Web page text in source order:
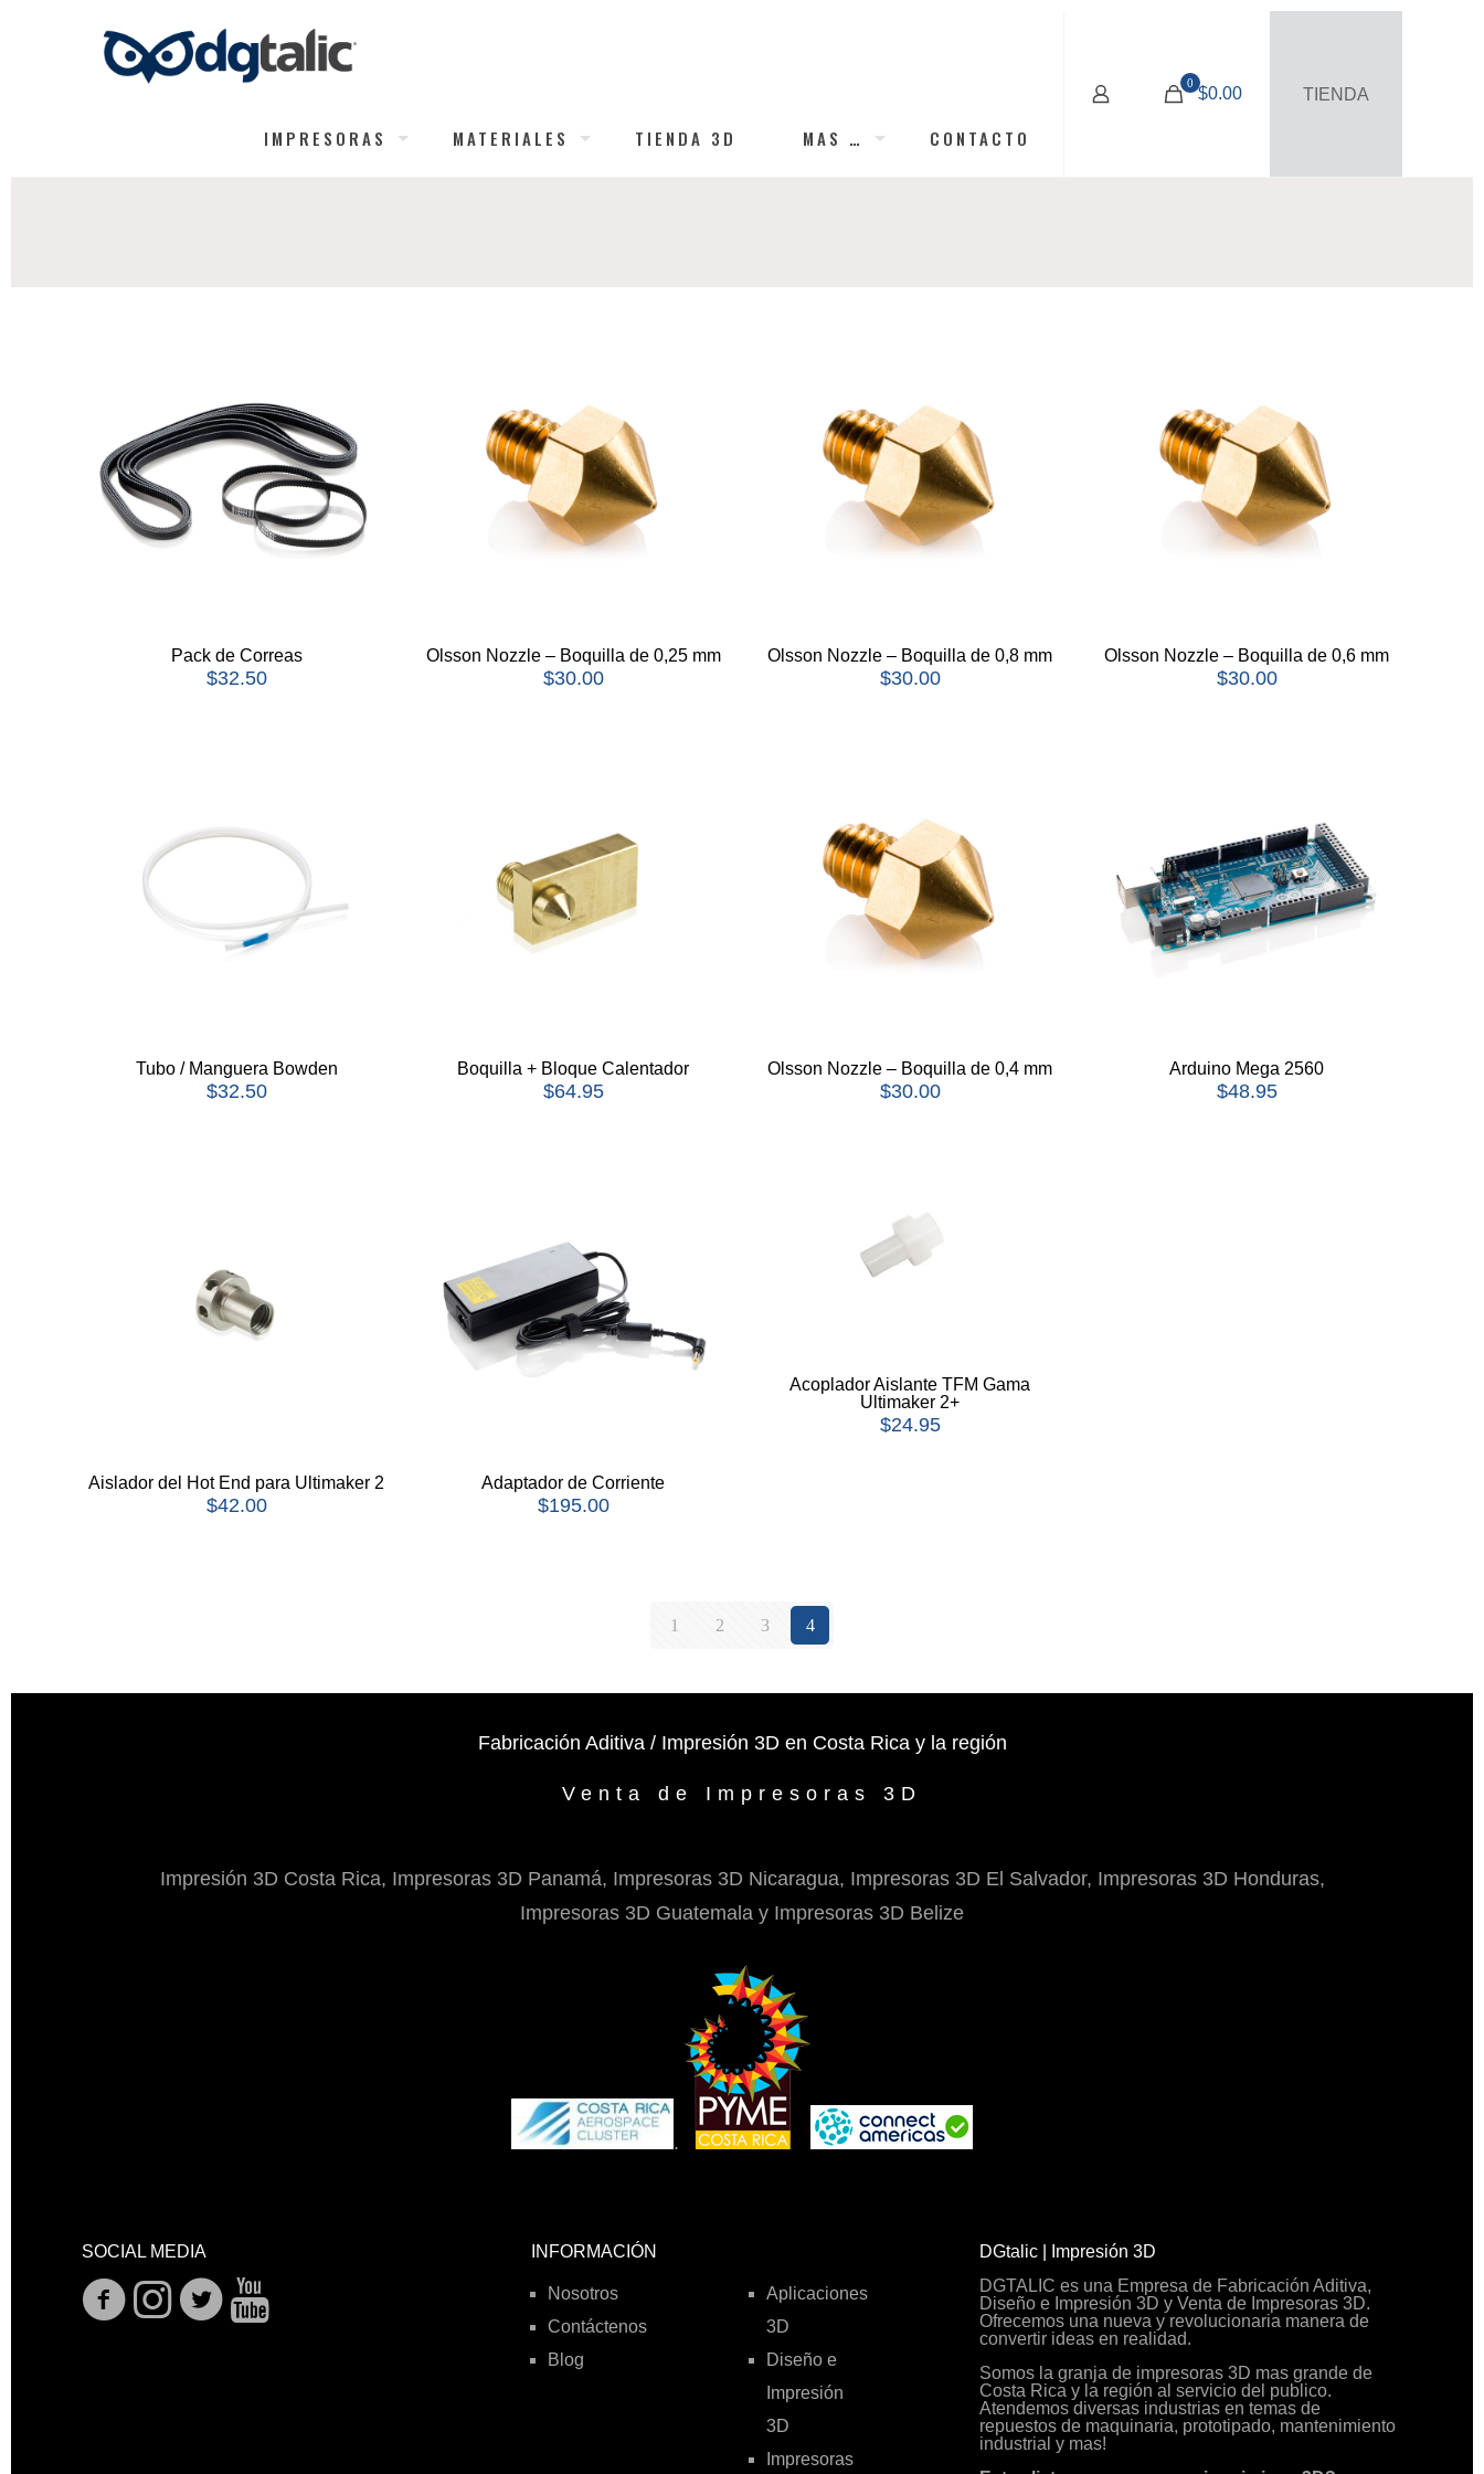
IMPRESORAS MATERIALES TIENDA 3D MAS … CONTACTO
0
$0.00 TIENDA
Pack de Correas
$32.50
Olsson Nozzle – Boquilla de 0,25 mm
$30.00
Olsson Nozzle – Boquilla de 0,8 mm
$30.00
Olsson Nozzle – Boquilla de 0,6 mm
$30.00
Tubo / Manguera Bowden
$32.50
Boquilla + Bloque Calentador
$64.95
Olsson Nozzle – Boquilla de 0,4 mm
$30.00
Arduino Mega 2560
$48.95
Aislador del Hot End para Ultimaker 2
$42.00
Adaptador de Corriente
$195.00
Acoplador Aislante TFM Gama
Ultimaker 2+
$24.95
1 2 3 4
Fabricación Aditiva / Impresión 3D en Costa Rica y la región
Venta de Impresoras 3D
Impresión 3D Costa Rica, Impresoras 3D Panamá, Impresoras 3D Nicaragua, Impresoras 3D El Salvador, Impresoras 3D Honduras,
Impresoras 3D Guatemala y Impresoras 3D Belize
.
SOCIAL MEDIA INFORMACIÓN
Nosotros
Contáctenos
Blog
Aplicaciones
3D
Diseño e
Impresión
3D
Impresoras
DGtalic | Impresión 3D
DGTALIC es una Empresa de Fabricación Aditiva,
Diseño e Impresión 3D y Venta de Impresoras 3D.
Ofrecemos una nueva y revolucionaria manera de
convertir ideas en realidad.
Somos la granja de impresoras 3D mas grande de
Costa Rica y la región al servicio del publico.
Atendemos diversas industrias en temas de
repuestos de maquinaria, prototipado, mantenimiento
industrial y mas!